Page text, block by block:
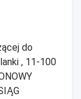
do
, 11-100